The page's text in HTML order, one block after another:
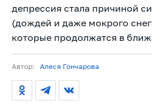
депрессия стала причиной
(дождей и даже мокрого
которые продолжатся в
Автор: Алеся Гончарова